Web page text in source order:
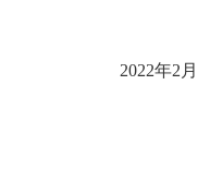
2022年2 月